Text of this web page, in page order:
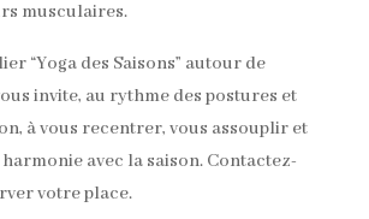
musculaires.
“Yoga des Saisons” autour de
invite, au rythme des postures et
à vous recentrer, vous assouplir et
avec la saison. Contactez-
votre place.